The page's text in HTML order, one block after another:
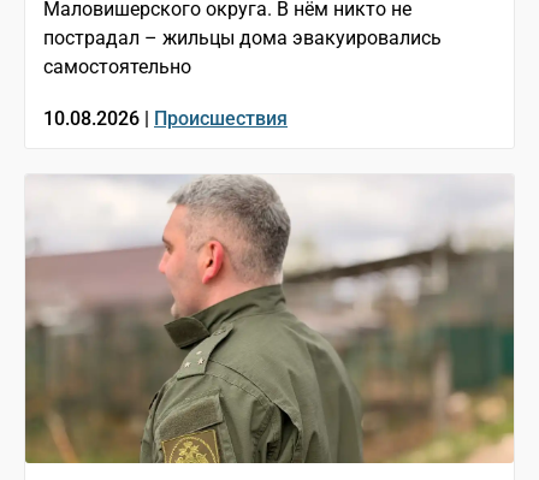
Маловишерского округа. В нём никто не
пострадал – жильцы дома эвакуировались
самостоятельно
10.08.2026 | Происшествия